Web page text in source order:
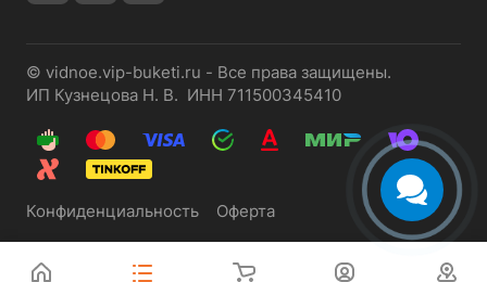
© vidnoe.vip-buketi.ru - Все права защищены.
ИП Кузнецова Н. В. ИНН 711500345410
Конфиденциальность Оферта